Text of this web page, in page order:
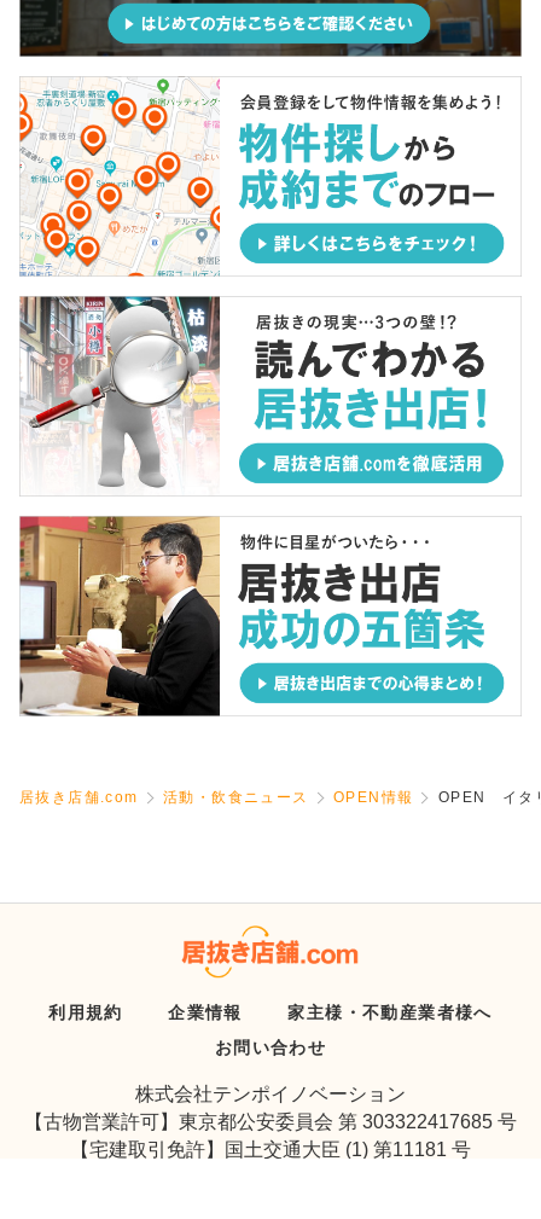
居抜き店舗.com 活動・飲食ニュース OPEN情報 OPEN イタ
利用規約 企業情報
家主様・不動産業者様へ
お問い合わせ
株式会社テンポイノベーション
【古物営業許可】東京都公安委員会 第 303322417685 号
【宅建取引免許】国土交通大臣 (1) 第11181 号